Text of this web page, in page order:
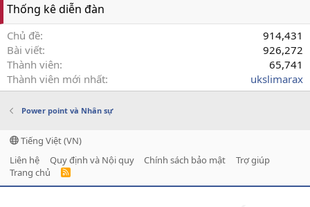
Thống kê diễn đàn
Chủ đề
914,431
Bài viết
926,272
Thành viên
65,741
Thành viên mới nhất
ukslimarax
Power point và Nhân sự
Tiếng Việt (VN)
Liên hệ
Quy định và Nội quy Chính sách bảo mật
Trợ giúp
Trang chủ
R